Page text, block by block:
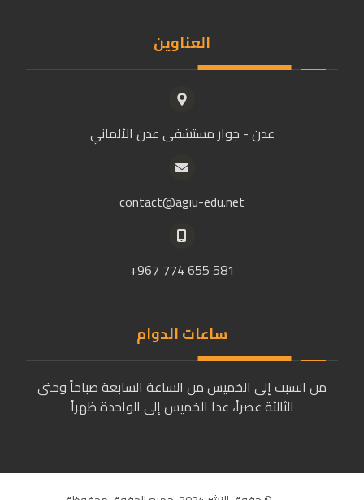
العناوين
عدن - جوار مستشفى عدن الألماني
contact@agiu-edu.net
581 655 774 967+
ساعات الدوام
من السبت إلى الخميس من الساعة السابعة صباحاً وحتى
الثالثة عصراً، عدا الخميس إلى الواحدة ظهراً